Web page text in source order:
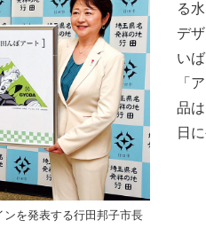
ンを発表する行田邦子市長
る
デ
い
「
品
日